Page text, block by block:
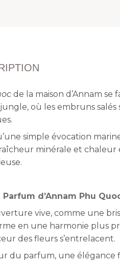
de la maison d’Annam se
où les embruns salés
simple évocation
minérale et chaleur
Parfum d’Annam Phu
vive, comme une
en une harmonie plus
des fleurs s’entrelacent.
du parfum, une élégance